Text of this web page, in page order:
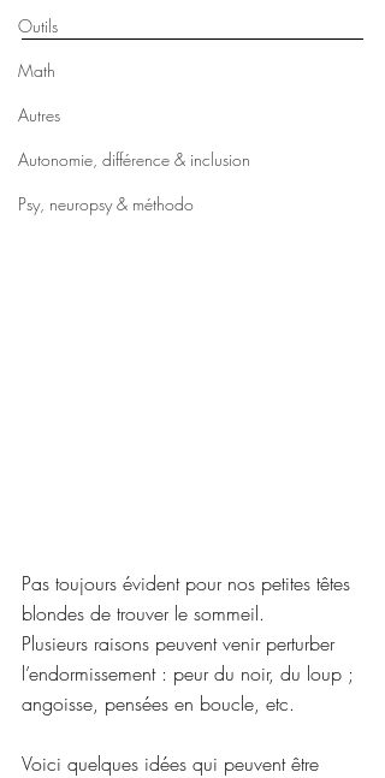
Outils
Math
Autres
Autonomie, différence & inclusion
Psy, neuropsy & méthodo
Pas toujours évident pour nos petites têtes
blondes de trouver le sommeil.
Plusieurs raisons peuvent venir perturber
l’endormissement : peur du noir, du loup ;
angoisse, pensées en boucle, etc.
Voici quelques idées qui peuvent être